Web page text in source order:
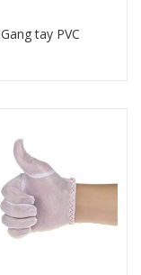
Gang tay PVC